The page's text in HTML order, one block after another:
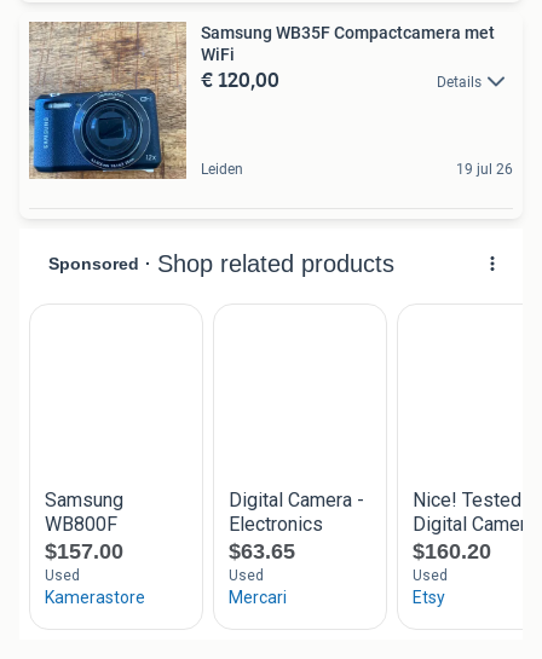
Samsung WB35F Compactcamera met
WiFi
€ 120,00 Details
Leiden 19 jul 26